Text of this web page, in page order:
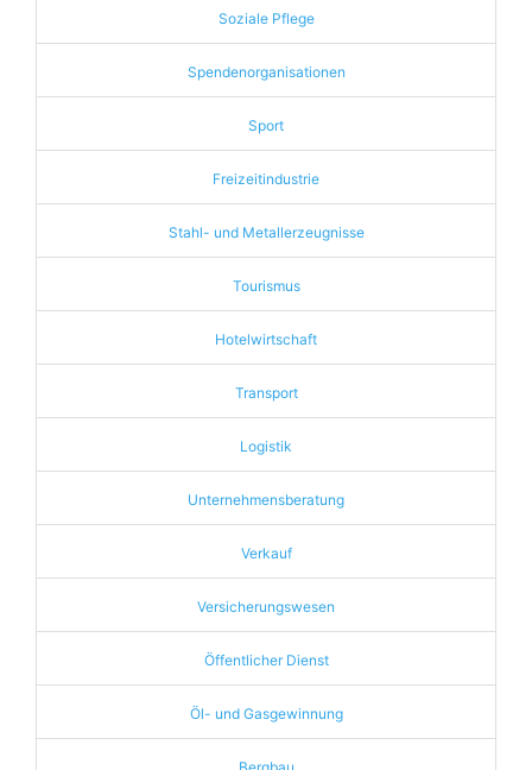
Soziale Pflege
Spendenorganisationen
Sport
Freizeitindustrie
Stahl- und Metallerzeugnisse
Tourismus
Hotelwirtschaft
Transport
Logistik
Unternehmensberatung
Verkauf
Versicherungswesen
Öffentlicher Dienst
Öl- und Gasgewinnung